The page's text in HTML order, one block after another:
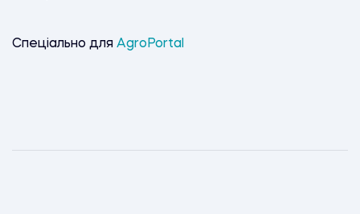
Спеціально для AgroPortal